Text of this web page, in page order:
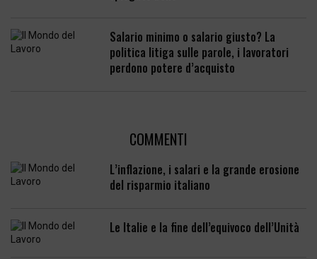
Salario minimo o salario giusto? La
politica litiga sulle parole, i lavoratori
perdono potere d’acquisto
COMMENTI
L’inflazione, i salari e la grande erosione
del risparmio italiano
Le Italie e la fine dell’equivoco dell’Unità